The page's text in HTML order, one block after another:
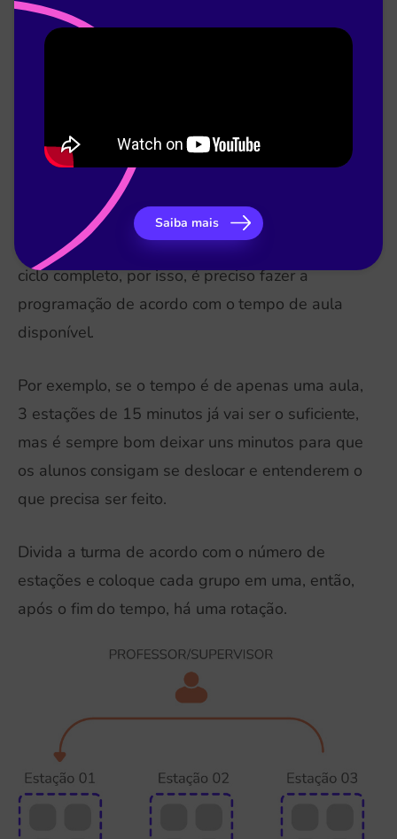
estação. Além disso, deve ter começo, meio e
e 20 minutos, dependendo do tempo de aula e
dos objetivos do professor.
Podem haver quantas estações forem
necessárias, mas os alunos precisam fazer o
ciclo completo, por isso, é preciso fazer a
programação de acordo com o tempo de aula
disponível.
Por exemplo, se o tempo é de apenas uma aula,
3 estações de 15 minutos já vai ser o suficiente,
mas é sempre bom deixar uns minutos para que
os alunos consigam se deslocar e entenderem o
que precisa ser feito.
Divida a turma de acordo com o número de
estações e coloque cada grupo em uma, então,
após o fim do tempo, há uma rotação.
Saiba mais